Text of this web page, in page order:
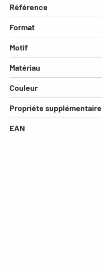
Référence
Format
Motif
Matériau
Couleur
Propriéte supplémentaire
EAN